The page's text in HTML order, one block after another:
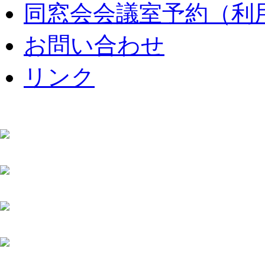
同窓会会議室予約（利
お問い合わせ
リンク